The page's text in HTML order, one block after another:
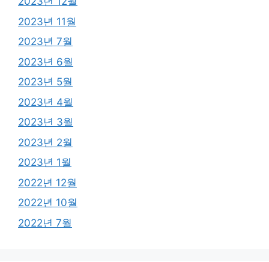
2023년 11월
2023년 7월
2023년 6월
2023년 5월
2023년 4월
2023년 3월
2023년 2월
2023년 1월
2022년 12월
2022년 10월
2022년 7월